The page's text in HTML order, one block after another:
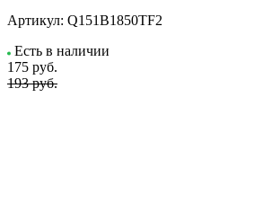
Артикул: Q151B1850TF2
Есть в наличии
175 руб.
193 руб.